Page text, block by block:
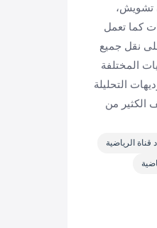
تشويش،
كما تعمل
نقل جميع
المختلفة
التحليلة
الكثير من
قناة الرياضية